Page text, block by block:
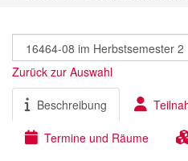
Zurück zur Auswahl
Beschreibung
Termine und Räume